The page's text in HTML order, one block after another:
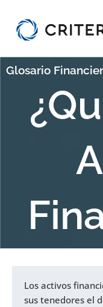
contenido
Glosario
Los activos
sus tenedores el